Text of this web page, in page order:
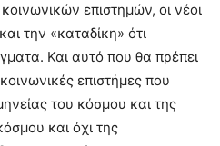
επιστημών, οι νέοι
την «καταδίκη» ότι
Και αυτό που θα πρέπει
επιστήμες που
του κόσμου και της
και όχι της